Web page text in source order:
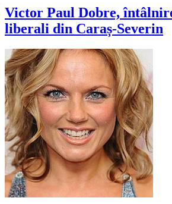
Victor Paul Dobre,
liberali din Caraș-Severin